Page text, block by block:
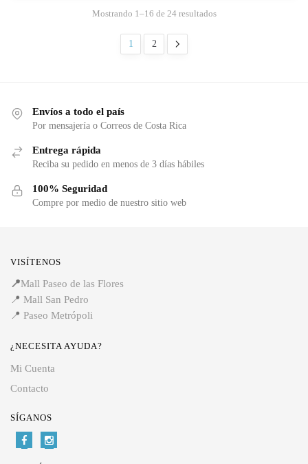
Mostrando 1–16 de 24 resultados
1 2
Envíos a todo el país
Por mensajería o Correos de Costa Rica
Entrega rápida
Reciba su pedido en menos de 3 días hábiles
100% Seguridad
Compre por medio de nuestro sitio web
VISÍTENOS
📍Mall Paseo de las Flores
📍 Mall San Pedro
📍 Paseo Metrópoli
¿NECESITA AYUDA?
Mi Cuenta
Contacto
SÍGANOS